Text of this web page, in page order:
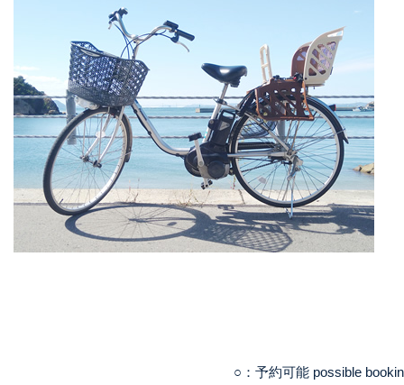
○：予約可能 possible